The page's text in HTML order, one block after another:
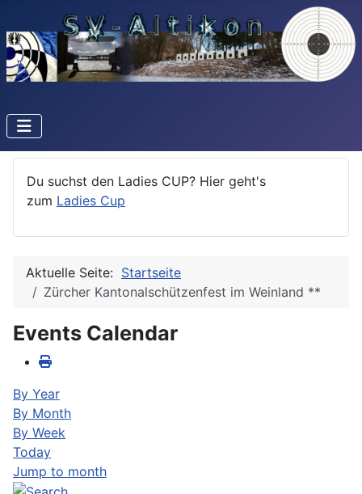
Du suchst den Ladies CUP? Hier geht's
zum Ladies Cup
Aktuelle Seite: Startseite
Zürcher Kantonalschützenfest im Weinland **
Events Calendar
By Year
By Month
By Week
Today
Jump to month